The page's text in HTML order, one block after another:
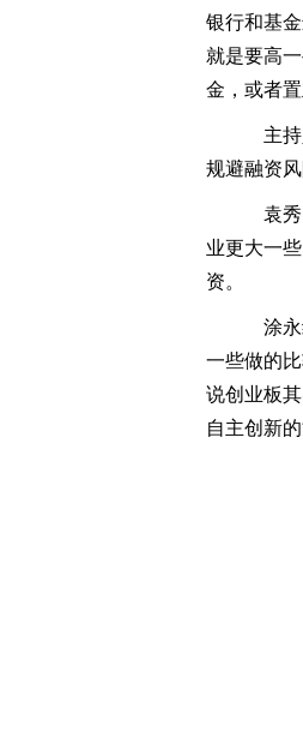
银行和基
就是要高
金，或者
主持
规避融资风
袁秀
业更大一
资。
涂永
一些做的
说创业板
自主创新